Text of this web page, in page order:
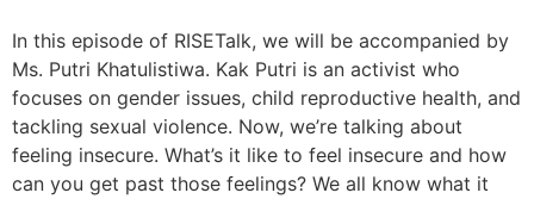
In this episode of RISETalk, we will be accompanied by
Ms. Putri Khatulistiwa. Kak Putri is an activist who
focuses on gender issues, child reproductive health, and
tackling sexual violence. Now, we’re talking about
feeling insecure. What’s it like to feel insecure and how
can you get past those feelings? We all know what it